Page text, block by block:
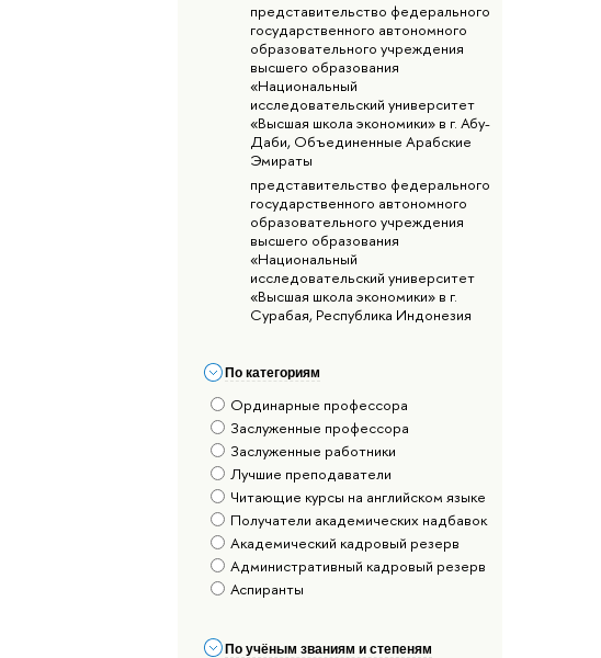
представительство федерального
государственного автономного
образовательного учреждения
высшего образования
«Национальный
исследовательский университет
«Высшая школа экономики» в г. Абу-
Даби, Объединенные Арабские
Эмираты
представительство федерального
государственного автономного
образовательного учреждения
высшего образования
«Национальный
исследовательский университет
«Высшая школа экономики» в г.
Сурабая, Республика Индонезия
По категориям
Ординарные профессора
Заслуженные профессора
Заслуженные работники
Лучшие преподаватели
Читающие курсы на английском языке
Получатели академических надбавок
Академический кадровый резерв
Административный кадровый резерв
Аспиранты
По учёным званиям и степеням